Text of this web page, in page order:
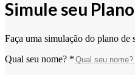
Simule seu
Faça uma simulação do plano de
Qual seu nome? *